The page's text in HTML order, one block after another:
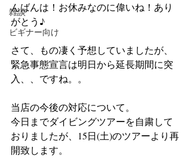
雑談
ビギナー向け
んばんは！お休みなのに偉いね！あり
がとう♪
さて、もの凄く予想していましたが、
緊急事態宣言は明日から延長期間に突
入、、ですね。。
当店の今後の対応について。
今日までダイビングツアーを自粛して
おりましたが、15日(土)のツアーより再
開致します。